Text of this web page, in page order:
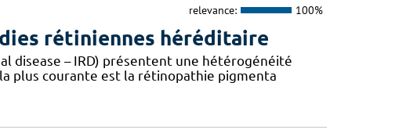
relevance: 100%
rétiniennes héréditaire
disease – IRD) présentent une hétérogénéité
plus courante est la rétinopathie pigmenta